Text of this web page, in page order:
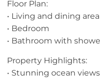
Floor Plan:
• Living and dining
• Bedroom
• Bathroom with
Property Highlights:
• Stunning ocean views